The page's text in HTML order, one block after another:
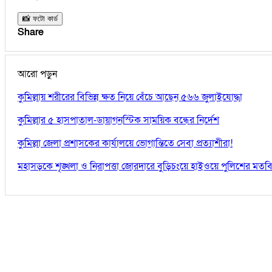
📸 ফটো কার্ড
Share
আরো পড়ুন
কুমিল্লায় শরীরের বিভিন্ন ক্ষত নিয়ে বেঁচে আছেন ৫৬৬ জুলাইযোদ্ধা
কুমিল্লার ৫ হাসপাতাল-ডায়াগনস্টিক সাময়িক বন্ধের নির্দেশ
কুমিল্লা জেলা প্রশাসকের কার্যালয়ে ভোগান্তিতে সেবা প্রত্যাশীরা!
মহাসড়কে শৃঙ্খলা ও নিরাপত্তা জোরদারে বুড়িচংয়ে হাইওয়ে পুলিশের